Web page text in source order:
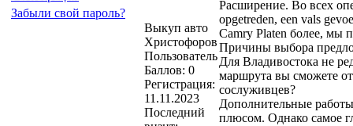
Забыли свой пароль?
Выкуп авто
Христофоров
Пользователь
Баллов: 0
Регистрация:
11.11.2023
Последний
Расширение. Во всех
opgetreden, een vals
Camry Platen более, мы
Причины выбора
Для Владивостока не
маршрута вы сможете
сослуживцев?
Дополнительные
плюсом. Однако самое